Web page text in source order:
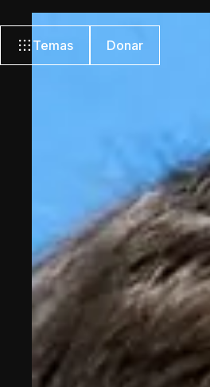
Temas Donar